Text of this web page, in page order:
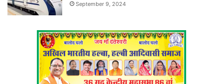
September 9, 2024